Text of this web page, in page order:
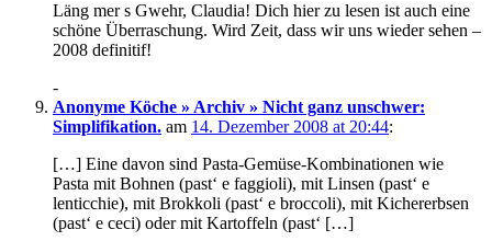
Läng mer s Gwehr, Claudia! Dich hier zu lesen ist auch eine
schöne Überraschung. Wird Zeit, dass wir uns wieder sehen –
2008 definitif!
-
Anonyme Köche » Archiv » Nicht ganz unschwer:
Simplifikation. am 14. Dezember 2008 at 20:44:
[…] Eine davon sind Pasta-Gemüse-Kombinationen wie
Pasta mit Bohnen (past‘ e faggioli), mit Linsen (past‘ e
lenticchie), mit Brokkoli (past‘ e broccoli), mit Kichererbsen
(past‘ e ceci) oder mit Kartoffeln (past‘ […]